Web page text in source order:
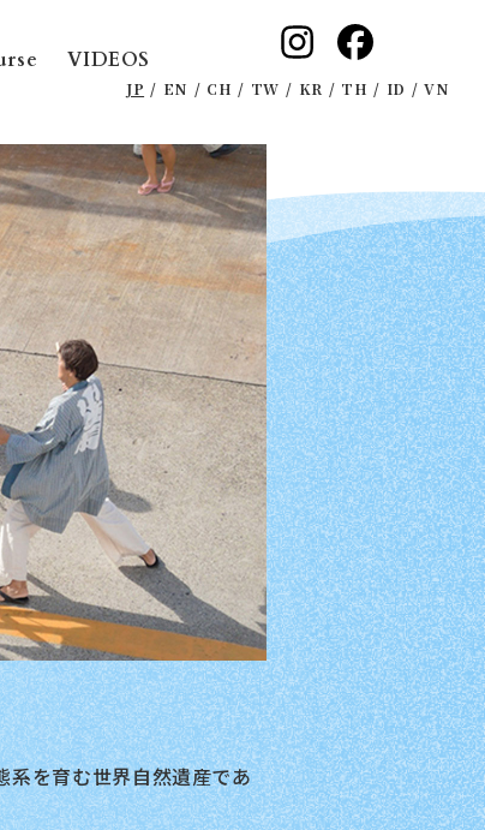
VIDEOS
JP EN CH TW KR TH ID VN
系を育む世界自然遺産であ